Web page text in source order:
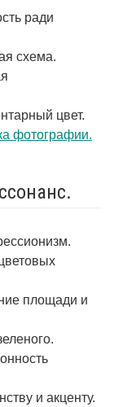
ради
схема.
цвет.
фотографии.
площади и
и акценту.